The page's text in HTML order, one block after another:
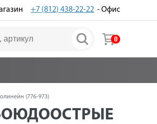
+7 (812) 438-22-22 - Офис
0
(776-973)